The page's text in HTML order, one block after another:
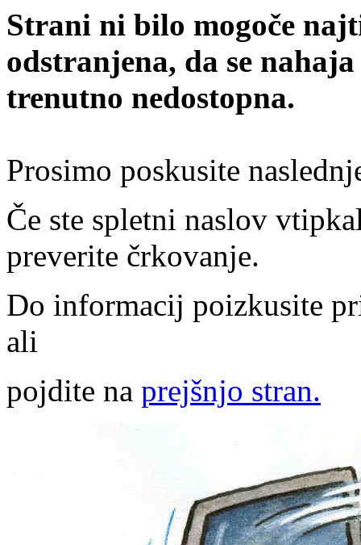
Strani ni bilo mogoče
odstranjena, da se
trenutno nedostopna.
Prosimo poskusite
Če ste spletni naslov
preverite črkovanje.
Do informacij poizkusite
ali
pojdite na prejšnjo stran.